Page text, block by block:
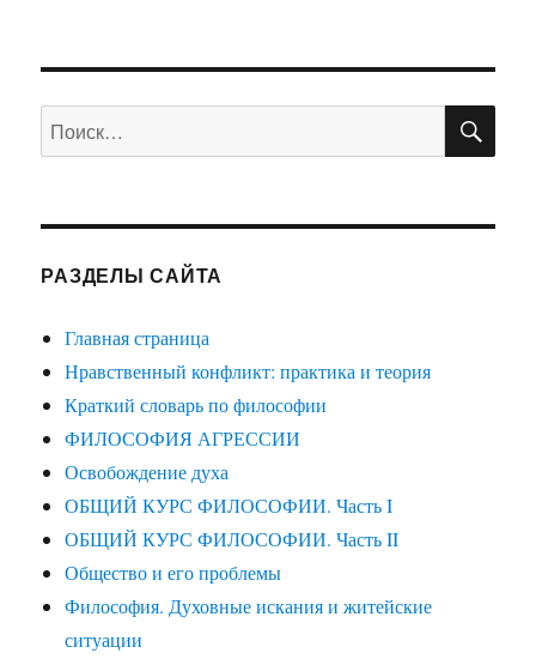
Искать:
РАЗДЕЛЫ САЙТА
Главная страница
Нравственный конфликт: практика и теория
Краткий словарь по философии
ФИЛОСОФИЯ АГРЕССИИ
Освобождение духа
ОБЩИЙ КУРС ФИЛОСОФИИ. Часть I
ОБЩИЙ КУРС ФИЛОСОФИИ. Часть II
Общество и его проблемы
Философия. Духовные искания и житейские
ситуации